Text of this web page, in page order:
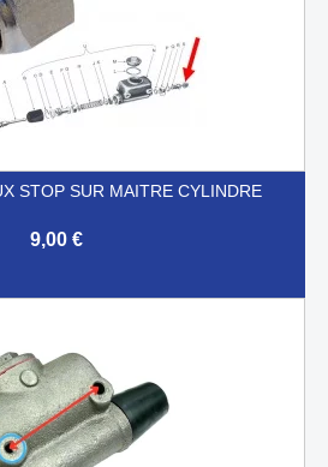
STOP SUR MAITRE CYLINDRE
9,00 €